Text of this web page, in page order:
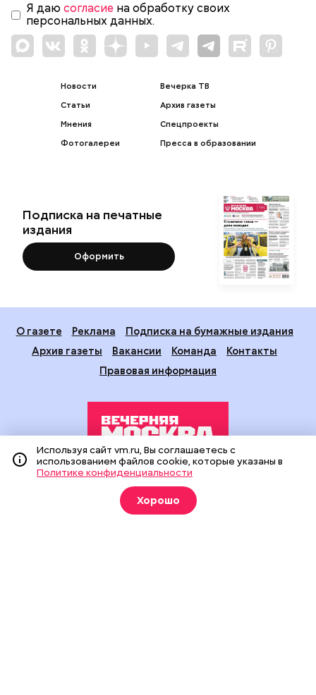
Я даю согласие на обработку своих
персональных данных.
Новости
Статьи
Мнения
Фотогалереи
Вечерка ТВ
Архив газеты
Спецпроекты
Пресса в образовании
Подписка на печатные
издания
Оформить
О газете Реклама
Подписка на бумажные издания
Архив газеты
Вакансии Команда
Контакты
Правовая информация
Издание создано при финансовой поддержке Департамента
средств массовой информации и рекламы города Москвы.
На сайте применяются рекомендательные технологии
(информационные технологии предоставления информации
Используя сайт vm.ru, Вы соглашаетесь с
использованием файлов cookie, которые указаны в
Политике конфиденциальности
Хорошо